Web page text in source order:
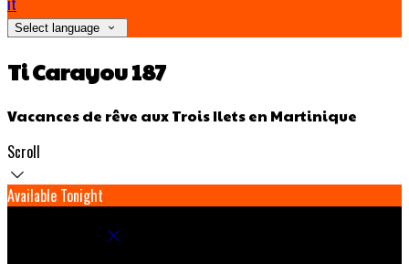
Select language
Ti Carayou 187
Vacances de rêve aux Trois Ilets en Martinique
Scroll
Available Tonight